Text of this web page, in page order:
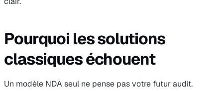
Pourquoi les solutions
classiques échouent
Un modèle NDA seul ne pense pas votre futur audit.